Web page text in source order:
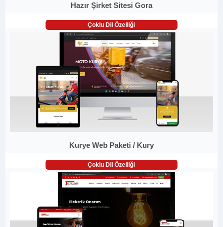
Hazır Şirket Sitesi Gora
Çoklu Dil Özelliği
Kurye Web Paketi / Kury
Çoklu Dil Özelliği